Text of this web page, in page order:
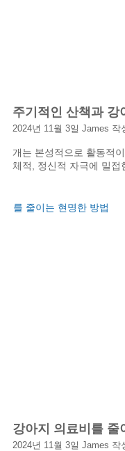
주기적인 산책과 강
2024년 11월 3일 James 작
개는 본성적으로 활동적
체적, 정신적 자극에 밀접
강아지 의료비를 줄
2024년 11월 3일 James 작